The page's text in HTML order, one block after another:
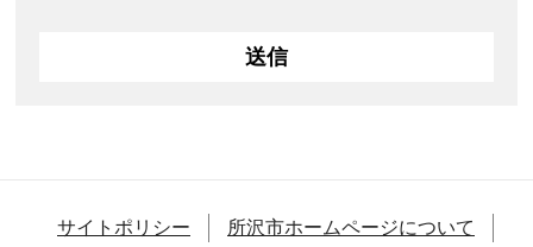
サイトポリシー
所沢市ホームページについて